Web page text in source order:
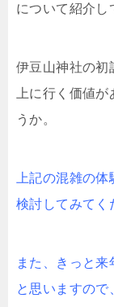
について紹介し
伊豆山神社の初
上に行く価値
うか。
上記の混雑の
検討してみてく
また、きっと
と思いますので